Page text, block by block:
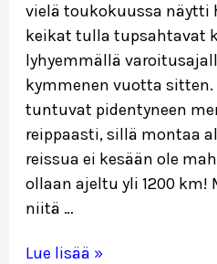
vielä toukokuussa näytti
keikat tulla tupsahtavat
lyhyemmällä
kymmenen vuotta
tuntuvat pidentyneen
reippaasti, sillä montaa
reissua ei kesään ole
ollaan ajeltu yli 1200 km!
niitä …
Kohti
Lue lisää »